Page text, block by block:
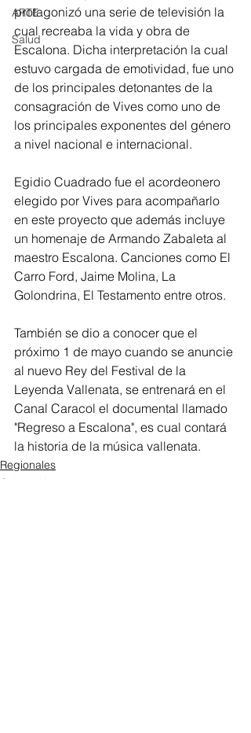
ARTE
Salud
protagonizó una serie de televisión la
cual recreaba la vida y obra de
Escalona. Dicha interpretación la cual
estuvo cargada de emotividad, fue uno
de los principales detonantes de la
consagración de Vives como uno de
los principales exponentes del género
a nivel nacional e internacional.
Egidio Cuadrado fue el acordeonero
elegido por Vives para acompañarlo
en este proyecto que además incluye
un homenaje de Armando Zabaleta al
maestro Escalona. Canciones como El
Carro Ford, Jaime Molina, La
Golondrina, El Testamento entre otros.
También se dio a conocer que el
próximo 1 de mayo cuando se anuncie
al nuevo Rey del Festival de la
Leyenda Vallenata, se entrenará en el
Canal Caracol el documental llamado
"Regreso a Escalona", es cual contará
la historia de la música vallenata.
Regionales
Cultura Home